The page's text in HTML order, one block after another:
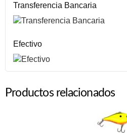
Transferencia Bancaria
Efectivo
Productos relacionados